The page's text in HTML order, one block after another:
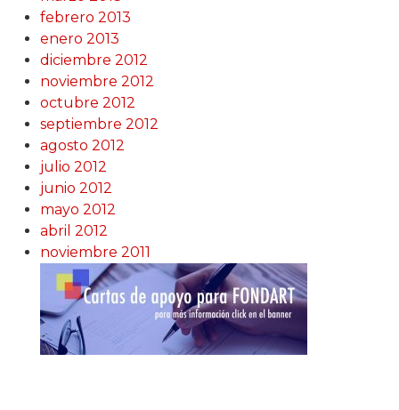
febrero 2013
enero 2013
diciembre 2012
noviembre 2012
octubre 2012
septiembre 2012
agosto 2012
julio 2012
junio 2012
mayo 2012
abril 2012
noviembre 2011